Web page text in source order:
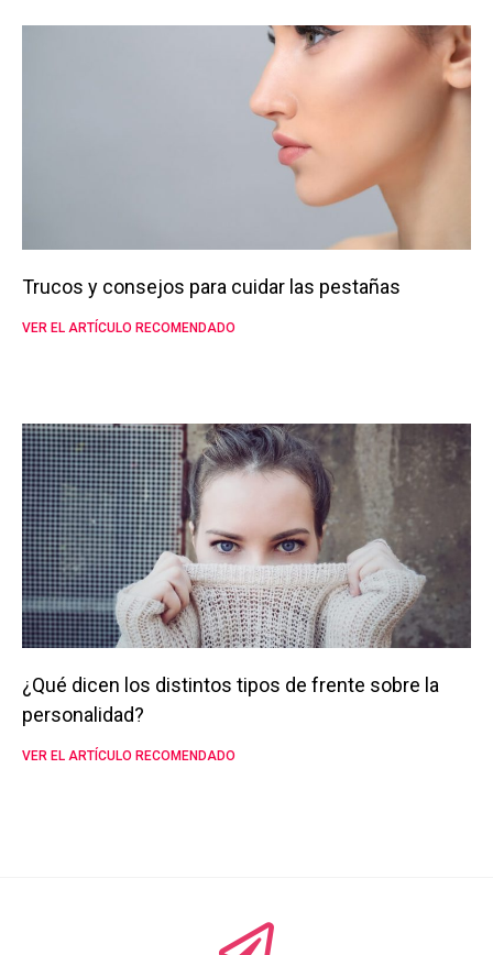
Trucos y consejos para cuidar las pestañas
VER EL ARTÍCULO RECOMENDADO
¿Qué dicen los distintos tipos de frente sobre la
personalidad?
VER EL ARTÍCULO RECOMENDADO